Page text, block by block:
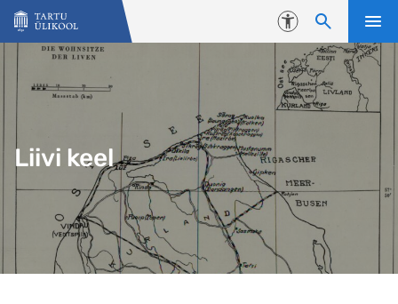
Liigu edasi põhisisu juurde
Juurdepääsetavus
Liivi keel